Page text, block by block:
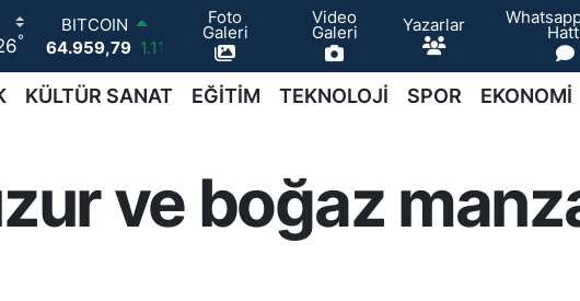
°
DOLAR
47,7436 0.18
EURO
55,2510 0.32
6660.55
0.03
BİST100
13.779
-14
Foto
Galeri
Video
Galeri Yazarlar
KÜLTÜR SANAT EĞİTİM TEKNOLOJİ SPOR EKONOMİ
ve boğaz